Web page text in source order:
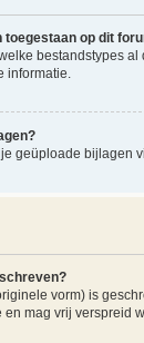
toegestaan op dit
bestandstypes
informatie.
geüploade bijlagen
vorm) is
mag vrij verspreid